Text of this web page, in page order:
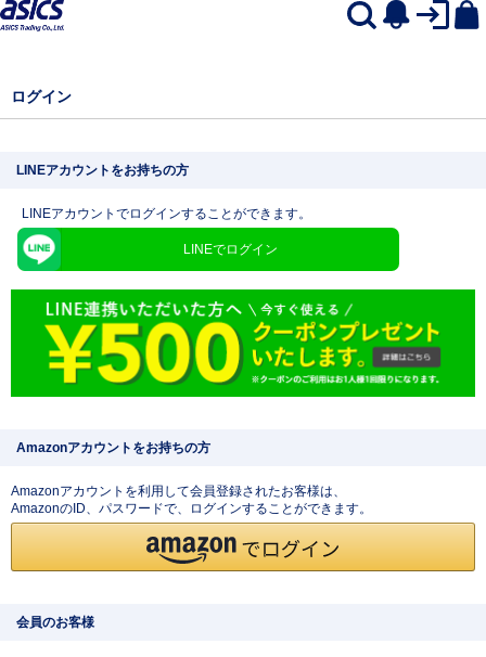
ログイン
LINEアカウントをお持ちの方
LINEアカウントでログインすることができます。
LINEでログイン
Amazonアカウントをお持ちの方
Amazonアカウントを利用して会員登録されたお客様は、
AmazonのID、パスワードで、ログインすることができます。
会員のお客様